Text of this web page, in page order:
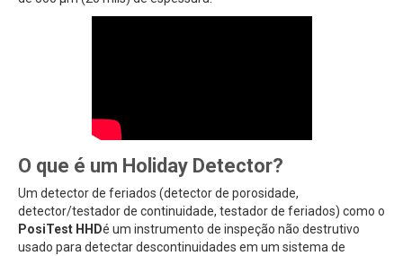
O que é um Holiday Detector?
Um detector de feriados (detector de porosidade,
detector/testador de continuidade, testador de feriados) como o
PosiTest HHDé um instrumento de inspeção não destrutivo
usado para detectar descontinuidades em um sistema de